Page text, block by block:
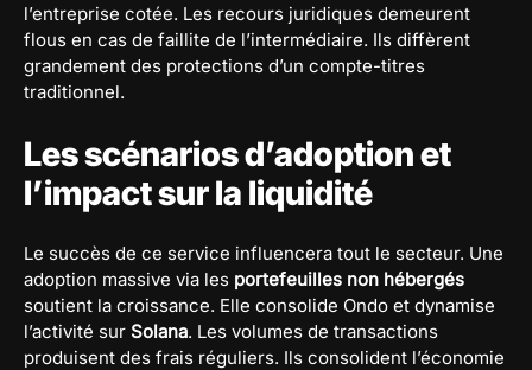
l’entreprise cotée. Les recours juridiques demeurent
flous en cas de faillite de l’intermédiaire. Ils diffèrent
grandement des protections d’un compte-titres
traditionnel.
Les scénarios d’adoption et
l’impact sur la liquidité
Le succès de ce service influencera tout le secteur. Une
adoption massive via les portefeuilles non hébergés
soutient la croissance. Elle consolide Ondo et dynamise
l’activité sur Solana. Les volumes de transactions
produisent des frais réguliers. Ils consolident l’économie